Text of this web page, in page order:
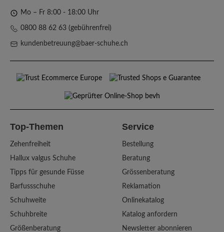
Mo – Fr 8:00 - 18:00 Uhr
0800 88 62 63 (gebührenfrei)
kundenbetreuung@baer-schuhe.ch
Top-Themen
Zehenfreiheit
Hallux valgus Schuhe
Tipps für gesunde Füsse
Barfussschuhe
Schuhweite
Schuhbreite
Größenberatung
Service
Bestellung
Beratung
Grössenberatung
Reklamation
Onlinekatalog
Katalog anfordern
Newsletter abonnieren